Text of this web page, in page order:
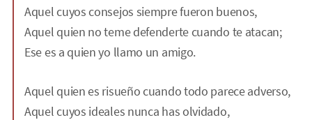
Aquel cuyos consejos siempre fueron buenos,
Aquel quien no teme defenderte cuando te atacan;
Ese es a quien yo llamo un amigo.
Aquel quien es risueño cuando todo parece adverso,
Aquel cuyos ideales nunca has olvidado,